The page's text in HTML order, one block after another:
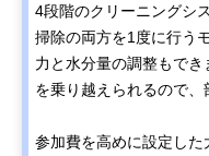
4段階のクリーニングシ
掃除の両方を1度に行う
力と水分量の調整もで
を乗り越えられるので、
参加費を高めに設定し